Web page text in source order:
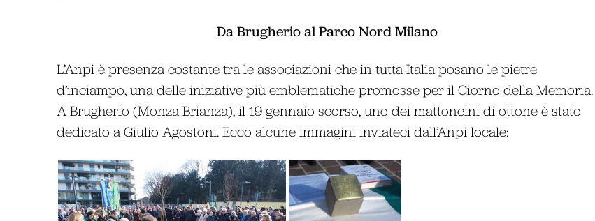
Da Brugherio al Parco Nord Milano
L’Anpi è presenza costante tra le associazioni che in tutta Italia posano le pietre
d’inciampo, una delle iniziative più emblematiche promosse per il Giorno della Memoria.
A Brugherio (Monza Brianza), il 19 gennaio scorso, uno dei mattoncini di ottone è stato
dedicato a Giulio Agostoni. Ecco alcune immagini inviateci dall’Anpi locale: